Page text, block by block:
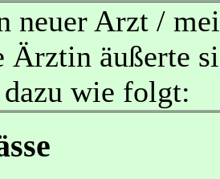
neuer Arzt /
Ärztin äußerte
dazu wie folgt: